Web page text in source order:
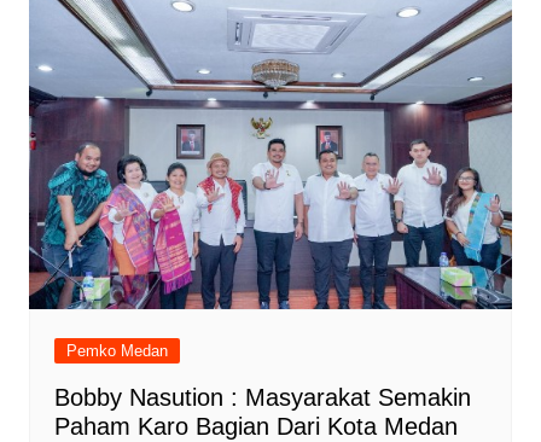
Pemko Medan
Bobby Nasution : Masyarakat Semakin
Paham Karo Bagian Dari Kota Medan